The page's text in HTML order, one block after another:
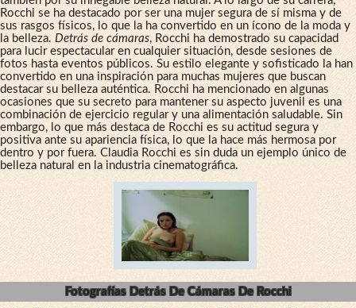
Rocchi se ha destacado por ser una mujer segura de sí misma y de
sus rasgos físicos, lo que la ha convertido en un ícono de la moda y
la belleza. Detrás de cámaras, Rocchi ha demostrado su capacidad
para lucir espectacular en cualquier situación, desde sesiones de
fotos hasta eventos públicos. Su estilo elegante y sofisticado la han
convertido en una inspiración para muchas mujeres que buscan
destacar su belleza auténtica. Rocchi ha mencionado en algunas
ocasiones que su secreto para mantener su aspecto juvenil es una
combinación de ejercicio regular y una alimentación saludable. Sin
embargo, lo que más destaca de Rocchi es su actitud segura y
positiva ante su apariencia física, lo que la hace más hermosa por
dentro y por fuera. Claudia Rocchi es sin duda un ejemplo único de
belleza natural en la industria cinematográfica.
Fotografías Detrás De Cámaras De Rocchi